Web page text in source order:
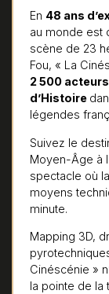
En 48 ans
au monde est
scène de 23
Fou, « La
2 500
d’Histoire
légendes
Suivez le
Moyen-Âge à
spectacle où
moyens
minute.
Mapping 3D,
Cinéscénie »
la pointe de la